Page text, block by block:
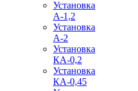
Установка
А-1,2
Установка
А-2
Установка
КА-0,2
Установка
КА-0,45